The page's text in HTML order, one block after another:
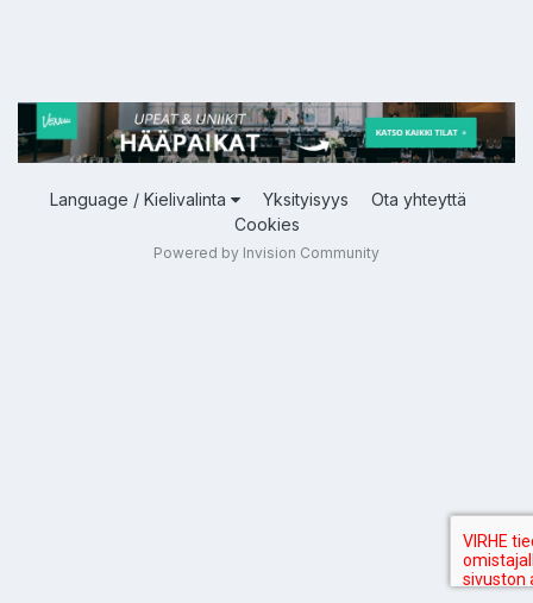
Language / Kielivalinta Yksityisyys
Ota yhteyttä
Cookies
Powered by Invision Community